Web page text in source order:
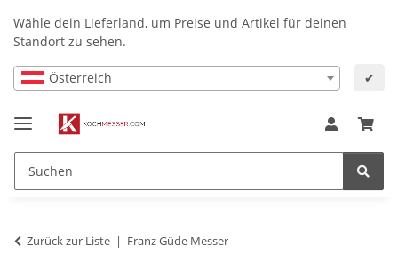
Wähle dein Lieferland, um Preise und Artikel für deinen
Standort zu sehen.
Österreich ✔
Zurück zur Liste Franz Güde Messer